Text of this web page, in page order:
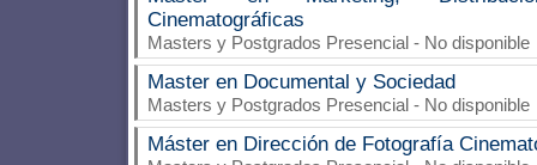
Cinematográficas
Masters y Postgrados Presencial - No disponible
Master en Documental y Sociedad
Masters y Postgrados Presencial - No disponible
Máster en Dirección de Fotografía